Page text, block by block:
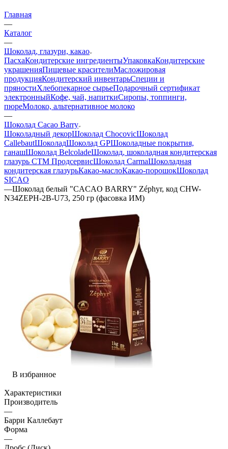
Главная
—
Каталог
—
Шоколад, глазури, какао
ПасхаКондитерские ингредиентыУпаковкаКондитерские
украшенияПищевые красителиМасложировая
продукцияКондитерский инвентарьСпеции и
пряностиХлебопекарное сырьеПодарочный сертификат
электронныйКофе, чай, напиткиСиропы, топпинги,
пюреМолоко, альтернативное молоко
—
Шоколад Cacao Barry
Шоколадный декорШоколад ChocovicШоколад
CallebautШоколадШоколад GPШоколадные покрытия,
ганашШоколад BelcoladeШоколад, шоколадная кондитерская
глазурь СТМ ПродсервисШоколад CarmaШоколадная
кондитерская глазурьКакао-маслоКакао-порошокШоколад
SICAO
—Шоколад белый "CACAO BARRY" Zéphyr, код CHW-
N34ZEPH-2B-U73, 250 гр (фасовка ИМ)
В избранное
Характеристики
Производитель
—
Барри Каллебаут
Форма
—